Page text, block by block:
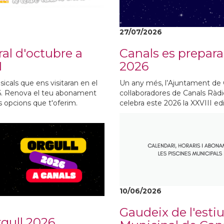
d'octubre a
que ens visitaran en el
Renova el teu abonament
opcions que t'oferim.
27/07/2026
Canals es
2026
Un any més, l’Ajuntament de
col·laboradores de Canals
celebra este 2026 la XXVIII
10/06/2026
Gaudeix de